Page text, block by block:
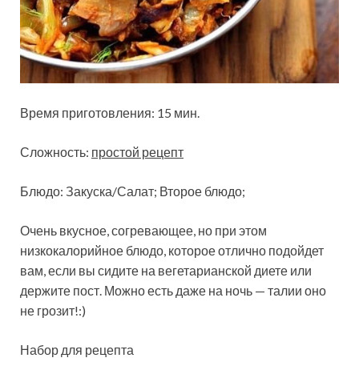
Время приготовления: 15 мин.
Сложность: простой рецепт
Блюдо: Закуска/Салат; Второе блюдо;
Очень вкусное, согревающее, но при этом
низкокалорийное блюдо, которое отлично подойдет
вам, если вы сидите на вегетарианской диете или
держите пост. Можно есть даже на ночь — талии оно
не грозит!:)
Набор для рецепта